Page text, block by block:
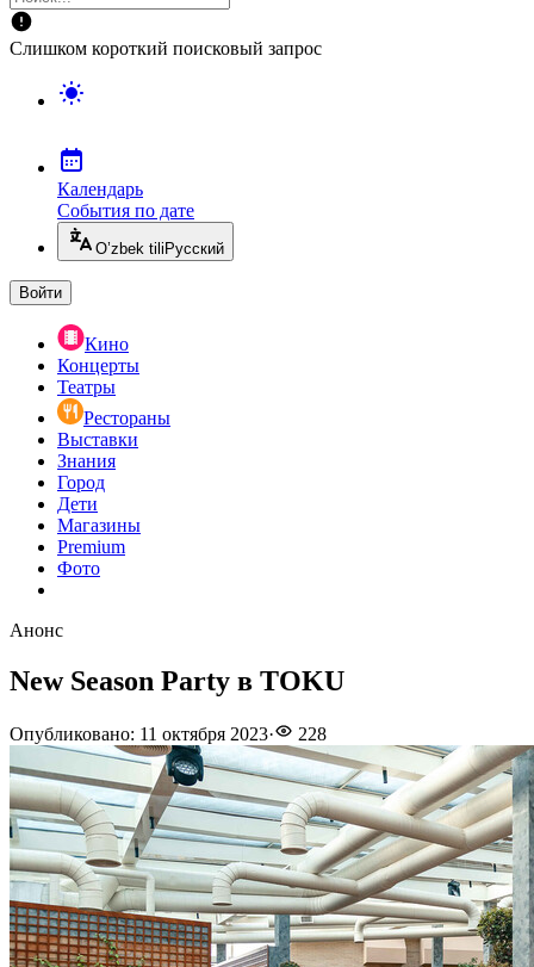
Слишком короткий поисковый запрос
Календарь
События по дате
O’zbek tili Русский
Войти
Кино
Концерты
Театры
Рестораны
Выставки
Знания
Город
Дети
Магазины
Premium
Фото
Анонс
New Season Party в TOKU
Опубликовано: 11 октября 2023· 228